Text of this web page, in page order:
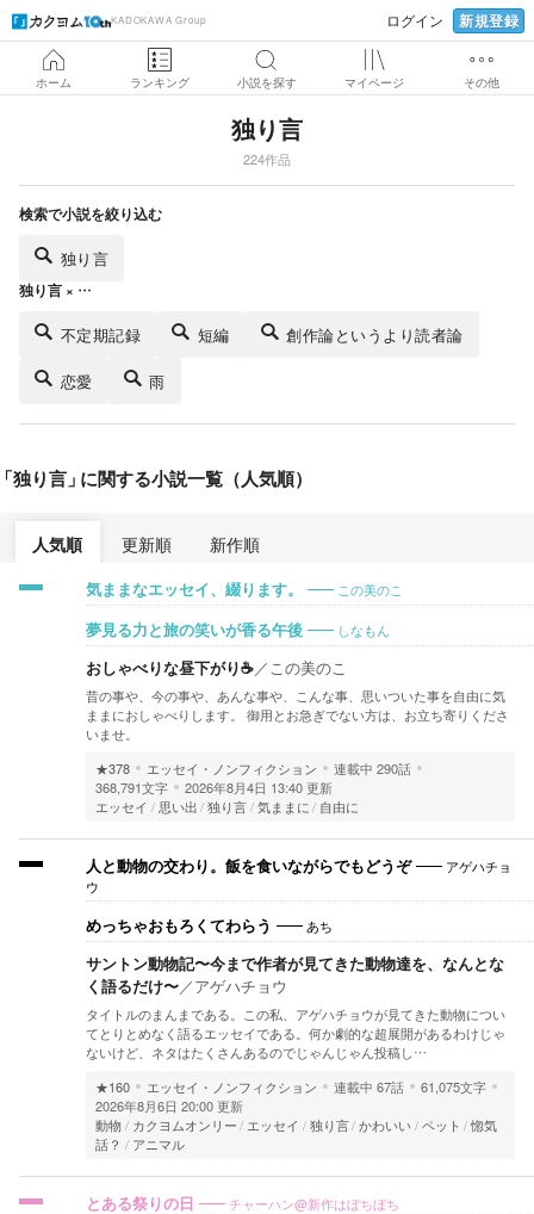
KADOKAWA Group ログイン 新規登録
ホーム ランキング 小説を探す マイページ その他
独り言
224作品
検索で小説を絞り込む
独り言
独り言 × …
不定期記録 短編 創作論というより読者論
恋愛 雨
独り言 」に関する小説一覧（人気順）
人気順 更新順 新作順
気ままなエッセイ、綴ります。 この美のこ
夢見る力と旅の笑いが香る午後 しなもん
おしゃべりな昼下がり☕／この美のこ
昔の事や、今の事や、あんな事や、こんな事、思いついた事を自由に気
ままにおしゃべりします。 御用とお急ぎでない方は、お立ち寄りくださ
いませ。
★378
エッセイ・ノンフィクション 連載中 290話
368,791文字
2026年8月4日 13:40 更新
エッセイ
思い出 独り言 気ままに 自由に
人と動物の交わり。飯を食いながらでもどうぞ
アゲハチョ
ウ
めっちゃおもろくてわらう あち
サントン動物記〜今まで作者が見てきた動物達を、なんとな
く語るだけ〜／アゲハチョウ
タイトルのまんまである。この私、アゲハチョウが見てきた動物につい
てとりとめなく語るエッセイである。何か劇的な超展開があるわけじゃ
ないけど、ネタはたくさんあるのでじゃんじゃん投稿し…
★160
エッセイ・ノンフィクション 連載中 67話
61,075文字
2026年8月6日 20:00 更新
動物
カクヨムオンリー エッセイ 独り言 かわいい ペット
惚気
話？
アニマル
とある祭りの日 チャーハン@新作はぼちぼち